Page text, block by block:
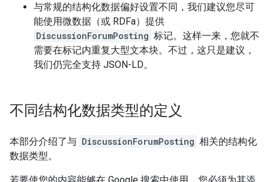
与常规的结构化数据偏好设置不同，我们建议您尽可
能使用微数据（或 RDFa）提供
DiscussionForumPosting 标记。这样一来，您就不
需要在标记内重复大型文本块。不过，这只是建议，
我们仍完全支持 JSON-LD。
不同结构化数据类型的定义
本部分介绍了与 DiscussionForumPosting 相关的结构化
数据类型。
若要使您的内容能够在 Google 搜索中使用，您必须为其添